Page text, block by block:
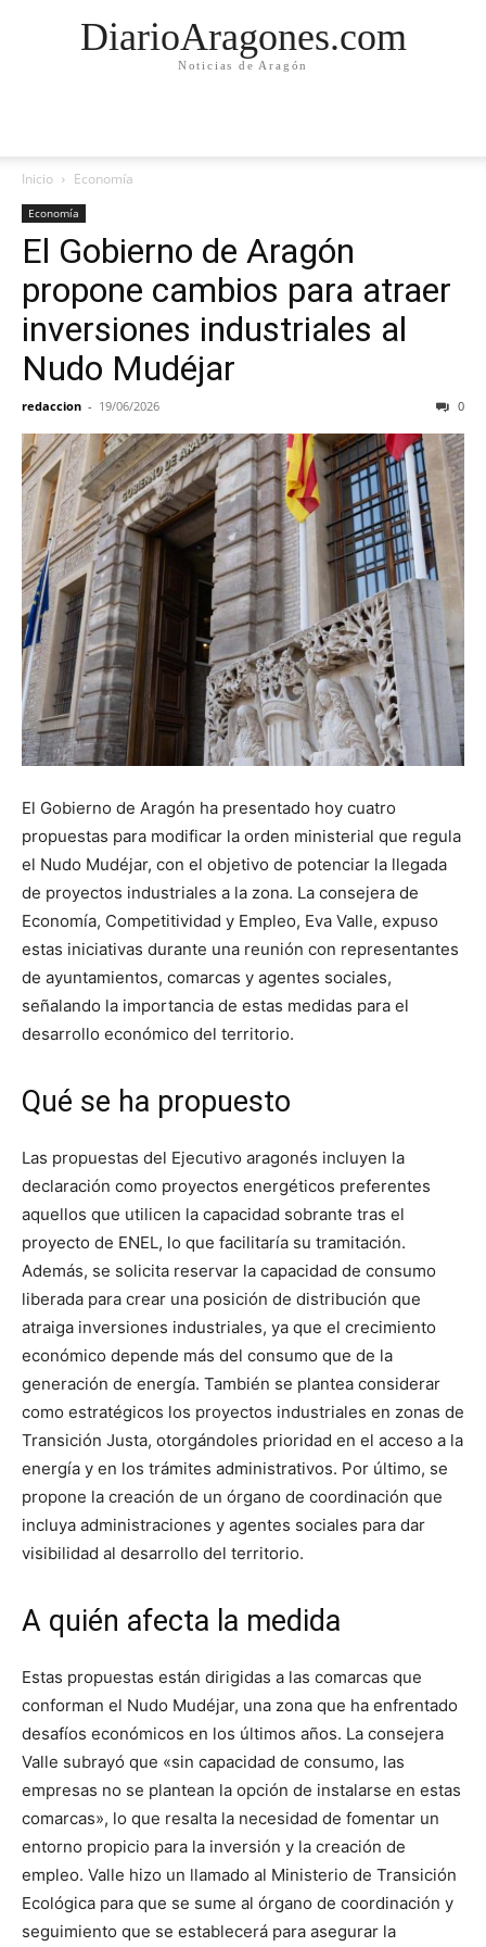
DiarioAragones.com
Noticias de Aragón
Inicio Economía
Economía
El Gobierno de Aragón
propone cambios para atraer
inversiones industriales al
Nudo Mudéjar
redaccion - 19/06/2026 0
El Gobierno de Aragón ha presentado hoy cuatro
propuestas para modificar la orden ministerial que regula
el Nudo Mudéjar, con el objetivo de potenciar la llegada
de proyectos industriales a la zona. La consejera de
Economía, Competitividad y Empleo, Eva Valle, expuso
estas iniciativas durante una reunión con representantes
de ayuntamientos, comarcas y agentes sociales,
señalando la importancia de estas medidas para el
desarrollo económico del territorio.
Qué se ha propuesto
Las propuestas del Ejecutivo aragonés incluyen la
declaración como proyectos energéticos preferentes
aquellos que utilicen la capacidad sobrante tras el
proyecto de ENEL, lo que facilitaría su tramitación.
Además, se solicita reservar la capacidad de consumo
liberada para crear una posición de distribución que
atraiga inversiones industriales, ya que el crecimiento
económico depende más del consumo que de la
generación de energía. También se plantea considerar
como estratégicos los proyectos industriales en zonas de
Transición Justa, otorgándoles prioridad en el acceso a la
energía y en los trámites administrativos. Por último, se
propone la creación de un órgano de coordinación que
incluya administraciones y agentes sociales para dar
visibilidad al desarrollo del territorio.
A quién afecta la medida
Estas propuestas están dirigidas a las comarcas que
conforman el Nudo Mudéjar, una zona que ha enfrentado
desafíos económicos en los últimos años. La consejera
Valle subrayó que «sin capacidad de consumo, las
empresas no se plantean la opción de instalarse en estas
comarcas», lo que resalta la necesidad de fomentar un
entorno propicio para la inversión y la creación de
empleo. Valle hizo un llamado al Ministerio de Transición
Ecológica para que se sume al órgano de coordinación y
seguimiento que se establecerá para asegurar la